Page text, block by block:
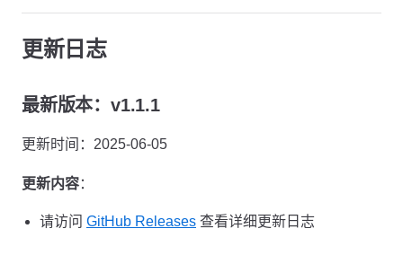
更新日志
最新版本：v1.1.1
更新时间：2025-06-05
更新内容：
请访问 GitHub Releases 查看详细更新日志